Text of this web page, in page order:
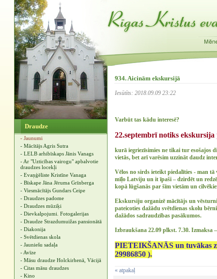
Draudze
- Jaunumi
- Mācītājs Agris Sutra
- LELB arhibīskaps Jānis Vanags
- Ar "Uzticības vairogu" apbalvotie
draudzes locekļi
- Evaņģēliste Kristīne Vanaga
- Bīskape Jāna Jēruma Grīnberga
- Viesmācītājs Gundars Ceipe
- Draudzes padome
- Draudzes mūziķi
- Dievkalpojumi. Fotogalerijas
- Draudze Strazdumuižas pansionātā
- Diakonija
- Svētdienas skola
- Jauniešu sadaļa
- Avīze
- Māsu draudze Holckirhenā, Vācijā
- Citas māsu draudzes
- Kino
934. Aicinām ekskursijā
Iesūtīts: 2018.09.09 23:22
Varbūt tas kādu interesē?
22.septembrī notiks
kurā iegriezīsimies ne tikai tur esošajos
vietās, bet arī varēsim uzzināt daudz
Vēlos no sirds ieteikt piedalīties - man
mīļo Latviju un it īpaši – dzirdēt un
kopā lūgšanās par šīm vietām un
Ekskursiju organizē mācītājs un
pateicoties dažādu svētdienas skolu
dažādos sadraudzības pasākumos.
Izbraukšana 22.09 plkst. 7.30. Izmaksa
PIETEIKŠANĀS un tuvākas
29986850 ).
« atpakaļ